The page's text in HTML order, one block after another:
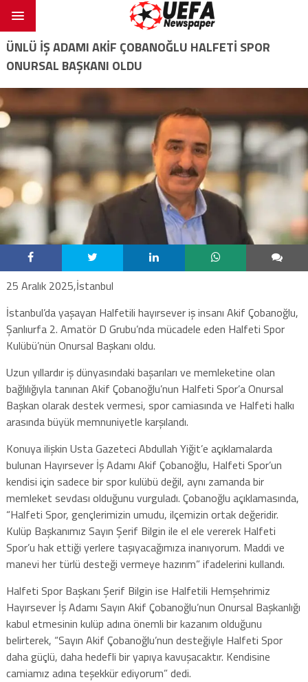
ÜNLÜ İŞ ADAMI AKIF ÇOBANOĞLU HALFETI SPOR
ONURSAL BAŞKANI OLDU
25 Aralık 2025,İstanbul
İstanbul’da yaşayan Halfetili hayırsever iş insanı Akif Çobanoğlu,
Şanlıurfa 2. Amatör D Grubu’nda mücadele eden Halfeti Spor
Kulübü’nün Onursal Başkanı oldu.
Uzun yıllardır iş dünyasındaki başarıları ve memleketine olan
bağlılığıyla tanınan Akif Çobanoğlu’nun Halfeti Spor’a Onursal
Başkan olarak destek vermesi, spor camiasında ve Halfeti halkı
arasında büyük memnuniyetle karşılandı.
Konuya ilişkin Usta Gazeteci Abdullah Yiğit’e açıklamalarda
bulunan Hayırsever İş Adamı Akif Çobanoğlu, Halfeti Spor’un
kendisi için sadece bir spor kulübü değil, aynı zamanda bir
memleket sevdası olduğunu vurguladı. Çobanoğlu açıklamasında,
“Halfeti Spor, gençlerimizin umudu, ilçemizin ortak değeridir.
Kulüp Başkanımız Sayın Şerif Bilgin ile el ele vererek Halfeti
Spor’u hak ettiği yerlere taşıyacağımıza inanıyorum. Maddi ve
manevi her türlü desteği vermeye hazırım” ifadelerini kullandı.
Halfeti Spor Başkanı Şerif Bilgin ise Halfetili Hemşehrimiz
Hayırsever İş Adamı Sayın Akif Çobanoğlu’nun Onursal Başkanlığı
kabul etmesinin kulüp adına önemli bir kazanım olduğunu
belirterek, “Sayın Akif Çobanoğlu’nun desteğiyle Halfeti Spor
daha güçlü, daha hedefli bir yapıya kavuşacaktır. Kendisine
camiamız adına teşekkür ediyorum” dedi.